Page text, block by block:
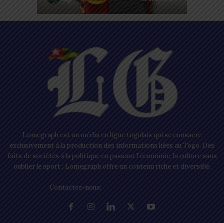
Lomegraph est un média en ligne togolais qui se consacre
exclusivement à la production des informations liées au Togo. Des
faits de sociétés à la politique en passant l’économie, la culture sans
oublier le sport ; Lomegraph offre un contenu riche et diversifié.
Contactez-nous: